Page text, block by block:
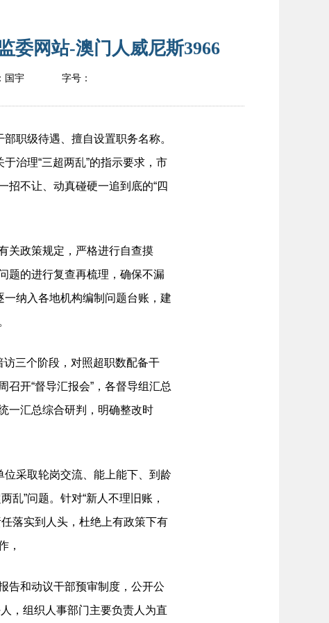
委网站-澳门人威尼斯3966
国宇 字号：
职级待遇、擅自设置职务名称。
治理“三超两乱”的指示要求，市
招不让、动真碰硬一追到底的“四
关政策规定，严格进行自查摸
题的进行复查再梳理，确保不漏
一纳入各地机构编制问题台账，建
三个阶段，对照超职数配备干
开“督导汇报会”，各督导组汇总
一汇总综合研判，明确整改时
位采取轮岗交流、能上能下、到龄
乱”问题。针对“新人不理旧账，
落实到人头，杜绝上有政策下有
，
告和动议干部预审制度，公开公
，组织人事部门主要负责人为直